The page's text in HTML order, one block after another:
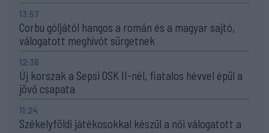
13:57
Corbu góljától hangos a román és a magyar sajtó,
válogatott meghívót sürgetnek
12:36
Új korszak a Sepsi OSK II-nél, fiatalos hévvel épül a
jövő csapata
11:24
Székelyföldi játékosokkal készül a női válogatott a